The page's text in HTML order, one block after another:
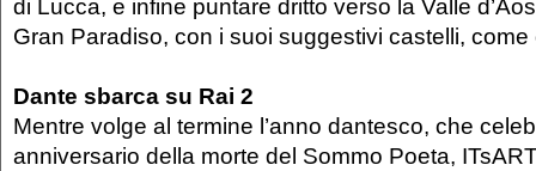
di Lucca, e infine puntare dritto verso la Valle
Gran Paradiso, con i suoi suggestivi castelli,
Dante sbarca su Rai 2
Mentre volge al termine l’anno dantesco, che
anniversario della morte del Sommo Poeta,